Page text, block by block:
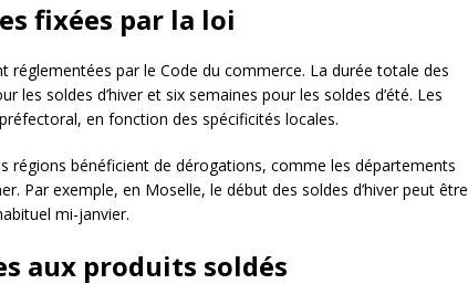
fixées par la loi
réglementées par le Code du commerce. La durée totale des
les soldes d’hiver et six semaines pour les soldes d’été. Les
en fonction des spécificités locales.
régions bénéficient de dérogations, comme les départements
Par exemple, en Moselle, le début des soldes d’hiver peut être
mi-janvier.
aux produits soldés